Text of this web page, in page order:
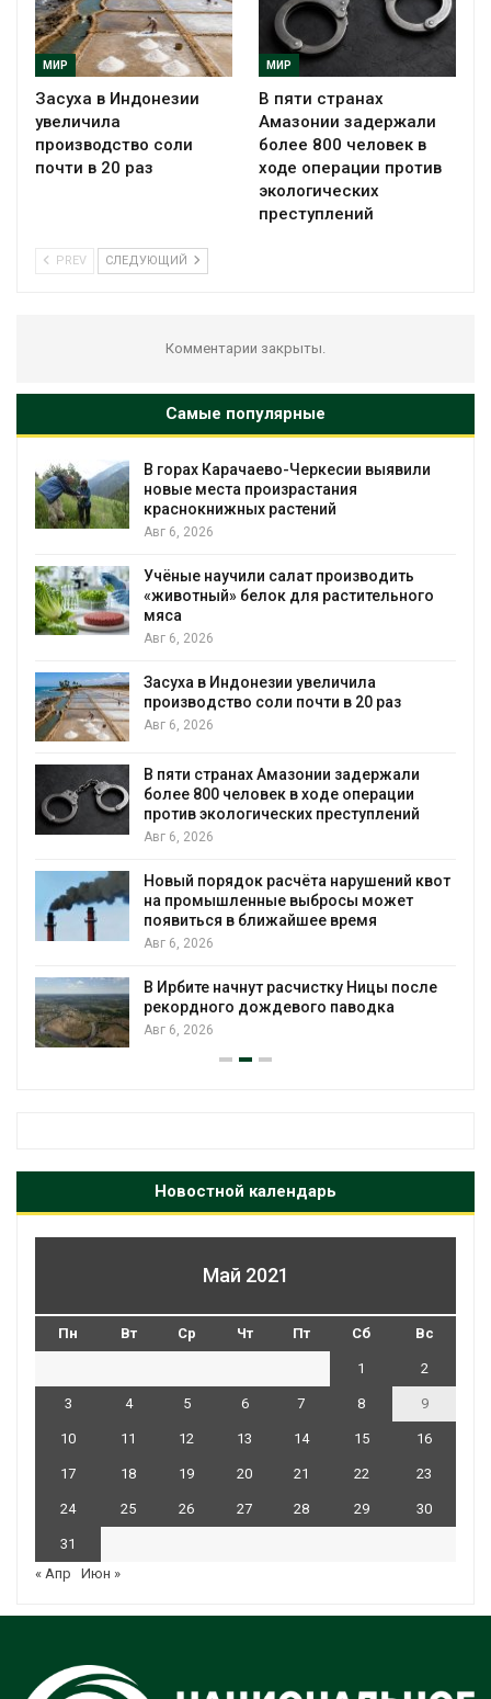
МИР
Засуха в Индонезии
увеличила
производство соли
почти в 20 раз
МИР
В пяти странах
Амазонии задержали
более 800 человек в
ходе операции против
экологических
преступлений
PREV СЛЕДУЮЩИЙ
Комментарии закрыты.
Самые популярные
В горах Карачаево-Черкесии выявили
новые места произрастания
краснокнижных растений
Авг 6, 2026
Учёные научили салат производить
«животный» белок для растительного
мяса
Авг 6, 2026
Засуха в Индонезии увеличила
производство соли почти в 20 раз
Авг 6, 2026
В пяти странах Амазонии задержали
более 800 человек в ходе операции
против экологических преступлений
Авг 6, 2026
Новый порядок расчёта нарушений квот
на промышленные выбросы может
появиться в ближайшее время
Авг 6, 2026
В Ирбите начнут расчистку Ницы после
рекордного дождевого паводка
Авг 6, 2026
Новостной календарь
Май 2021
Пн Вт Ср Чт Пт Сб Вс
1 2
3 4 5 6 7 8 9
10 11 12 13 14 15 16
17 18 19 20 21 22 23
24 25 26 27 28 29 30
31
« Апр
Июн »